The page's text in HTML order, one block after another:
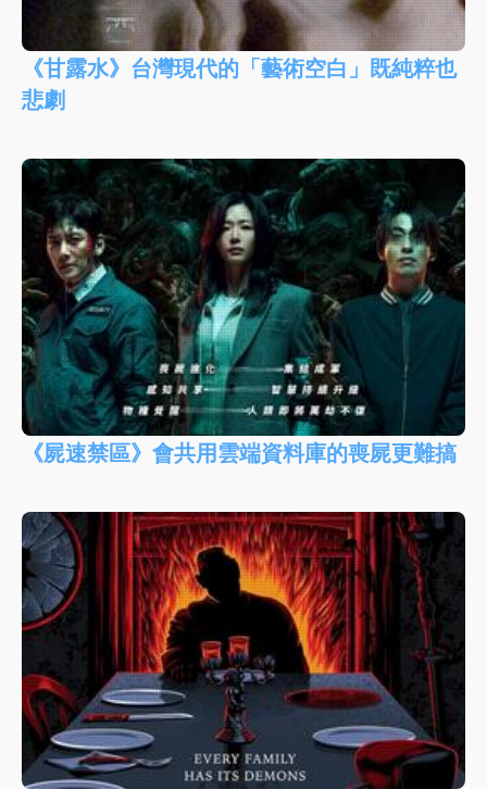
《甘露水》台灣現代的「藝術空白」既純粹也
悲劇
《屍速禁區》會共用雲端資料庫的喪屍更難搞